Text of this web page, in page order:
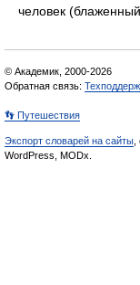
человек
© Академик, 2000-2026
Обратная связь:
👣 Путешествия
Экспорт словарей на сайты
WordPress, MODx.